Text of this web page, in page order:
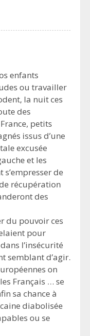
enfants
ou travailler
la nuit ces
des
petits
issus d’une
excusée
et les
de
récupération
des
du pouvoir ces
pour
l’insécurité
semblant d’agir.
on
Français … se
sa chance à
diabolisée
ou se